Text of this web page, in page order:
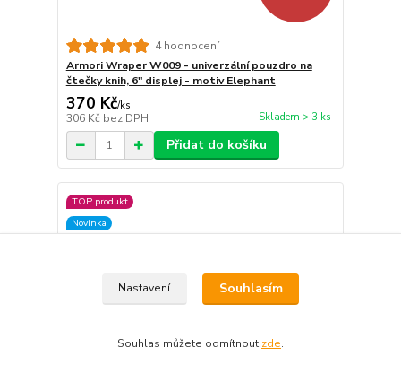
4 hodnocení
Armori Wraper W009 - univerzální pouzdro na
čtečky knih, 6" displej - motiv Elephant
370 Kč/ks
306 Kč bez DPH Skladem > 3 ks
Přidat do košíku
TOP produkt
Novinka
Nastavení Souhlasím
Souhlas můžete odmítnout zde.